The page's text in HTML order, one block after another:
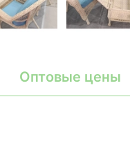
Оптовые цены